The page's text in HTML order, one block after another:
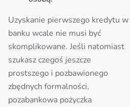
Uzyskanie pierwszego kredytu w
banku wcale nie musi być
skomplikowane. Jeśli natomiast
szukasz czegoś jeszcze
prostszego i pozbawionego
zbędnych formalności,
pozabankowa pożyczka